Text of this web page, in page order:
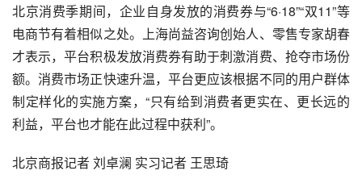
北京消费季期间，企业自身发放的消费券与“6·18”“双11”等
电商节有着相似之处。上海尚益咨询创始人、零售专家胡春
才表示，平台积极发放消费券有助于刺激消费、抢夺市场份
额。消费市场正快速升温，平台更应该根据不同的用户群体
制定样化的实施方案，“只有给到消费者更实在、更长远的
利益，平台也才能在此过程中获利”。
北京商报记者 刘卓澜 实习记者 王思琦